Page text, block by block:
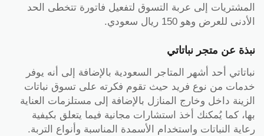
المشتريات إلى عربة التسوق لتفعيل فاتورة تتخطى الحد
الأدنى للعرض وهو 150 ريال سعودي.
نبذة عن متجر نباتاتي
نباتاتي أحد أشهر المتاجر السعودية بالإضافة إلى أنه يوفر
خدمات من نوع فريد حيث تقوم فكرته على تسوق نباتات
الزينة داخل وخارج المنازل بالإضافة إلى مستلزمات العناية
بها، كما يُمكنك أخذ استشارات مجانية فيما يتعلق بكيفية
رعاية النباتات واستخدام الأسمدة المناسبة وأنواع التربة.